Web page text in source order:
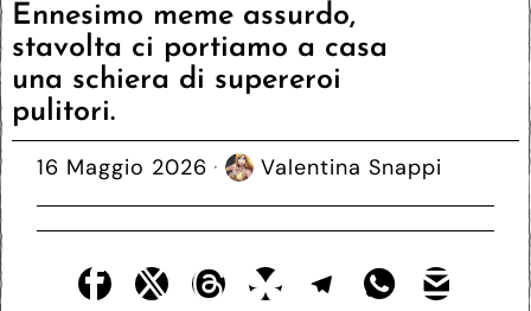
Ennesimo meme assurdo,
stavolta ci portiamo a casa
una schiera di supereroi
pulitori.
16 Maggio 2026 Valentina Snappi